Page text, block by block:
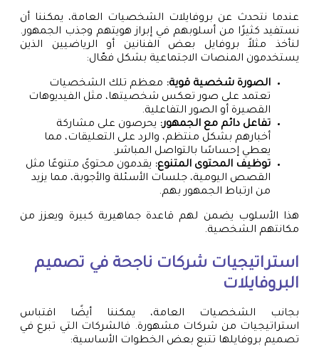
عندما نتحدث عن بروفايلات الشخصيات العامة، يمكننا أن
نستفيد كثيرًا من أسلوبهم في إبراز هويتهم وجذب الجمهور.
لنأخذ مثلاً بروفايل بعض الفنانين أو الرياضيين الذين
يستخدمون المنصات الاجتماعية بشكل فعّال:
الصورة شخصية قوية: معظم تلك الشخصيات
تعتمد على صور تعكس شخصيتها، مثل الفيديوهات
القصيرة أو الصور التفاعلية.
تفاعل دائم مع الجمهور: يحرصون على مشاركة
أخبارهم بشكل منتظم، والرد على التعليقات، مما
يعطي إحساسًا بالتواصل المباشر.
توظيف المحتوى المتنوع: يقدمون محتوىً متنوعًا مثل
القصص اليومية، جلسات الأسئلة والأجوبة، مما يزيد
من ارتباط الجمهور بهم.
هذا الأسلوب يضمن لهم قاعدة جماهيرية كبيرة ويعزز من
مكانتهم الشخصية.
استراتيجيات شركات ناجحة في تصميم
البروفايلات
بجانب الشخصيات العامة، يمكننا أيضًا اقتباس
استراتيجيات من شركات مشهورة. فالشركات التي تبرع في
تصميم بروفايلها تتبع بعض الخطوات الأساسية: